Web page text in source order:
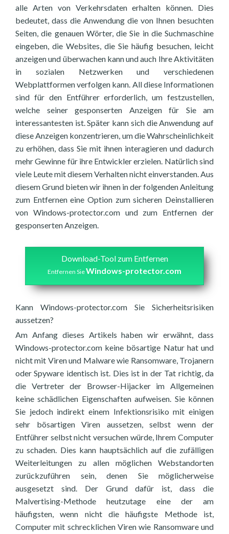
alle Arten von Verkehrsdaten erhalten können. Dies
bedeutet, dass die Anwendung die von Ihnen besuchten
Seiten, die genauen Wörter, die Sie in die Suchmaschine
eingeben, die Websites, die Sie häufig besuchen, leicht
anzeigen und überwachen kann und auch Ihre Aktivitäten
in sozialen Netzwerken und verschiedenen
Webplattformen verfolgen kann. All diese Informationen
sind für den Entführer erforderlich, um festzustellen,
welche seiner gesponserten Anzeigen für Sie am
interessantesten ist. Später kann sich die Anwendung auf
diese Anzeigen konzentrieren, um die Wahrscheinlichkeit
zu erhöhen, dass Sie mit ihnen interagieren und dadurch
mehr Gewinne für ihre Entwickler erzielen. Natürlich sind
viele Leute mit diesem Verhalten nicht einverstanden. Aus
diesem Grund bieten wir ihnen in der folgenden Anleitung
zum Entfernen eine Option zum sicheren Deinstallieren
von Windows-protector.com und zum Entfernen der
gesponserten Anzeigen.
Download-Tool zum Entfernen
Entfernen SieWindows-protector.com
Kann Windows-protector.com Sie Sicherheitsrisiken
aussetzen?
Am Anfang dieses Artikels haben wir erwähnt, dass
Windows-protector.com keine bösartige Natur hat und
nicht mit Viren und Malware wie Ransomware, Trojanern
oder Spyware identisch ist. Dies ist in der Tat richtig, da
die Vertreter der Browser-Hijacker im Allgemeinen
keine schädlichen Eigenschaften aufweisen. Sie können
Sie jedoch indirekt einem Infektionsrisiko mit einigen
sehr bösartigen Viren aussetzen, selbst wenn der
Entführer selbst nicht versuchen würde, Ihrem Computer
zu schaden. Dies kann hauptsächlich auf die zufälligen
Weiterleitungen zu allen möglichen Webstandorten
zurückzuführen sein, denen Sie möglicherweise
ausgesetzt sind. Der Grund dafür ist, dass die
Malvertising-Methode heutzutage eine der am
häufigsten, wenn nicht die häufigste Methode ist,
Computer mit schrecklichen Viren wie Ransomware und